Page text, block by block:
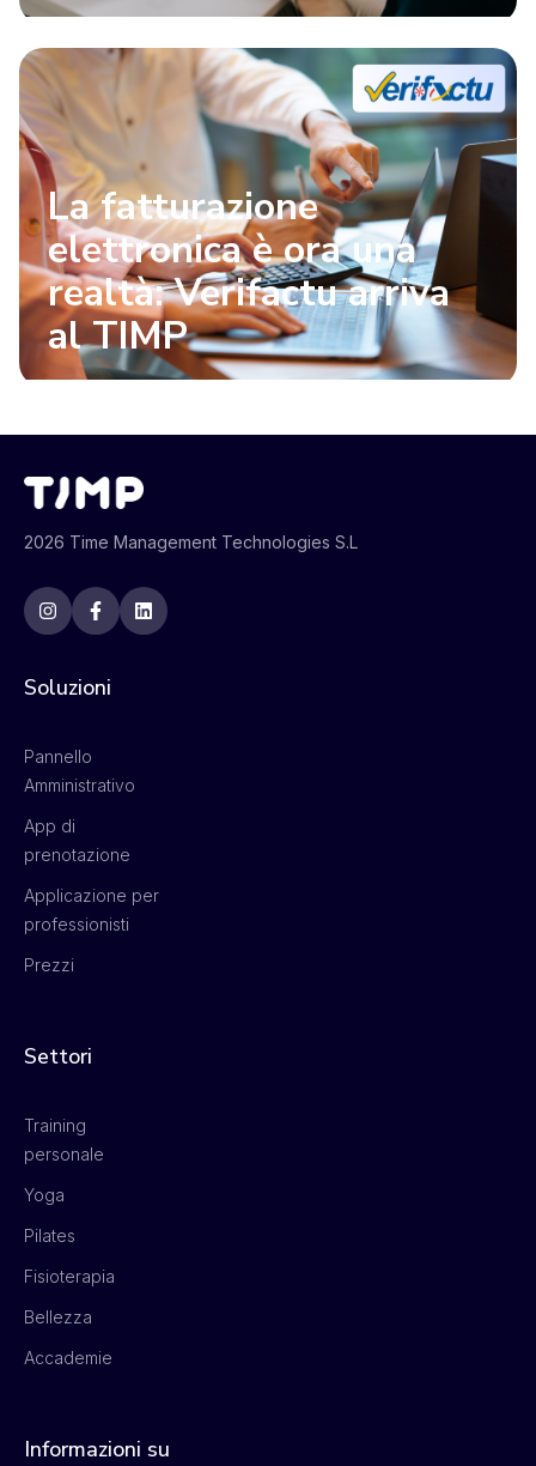
La fatturazione
elettronica è ora una
realtà: Verifactu arriva
al TIMP
2026 Time Management Technologies S.L
Soluzioni
Pannello
Amministrativo
App di
prenotazione
Applicazione per
professionisti
Prezzi
Settori
Training
personale
Yoga
Pilates
Fisioterapia
Bellezza
Accademie
Informazioni su